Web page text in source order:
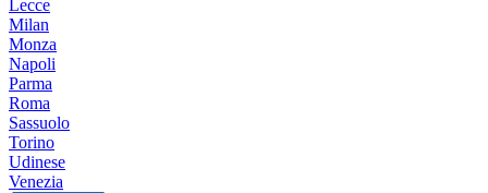
Lecce
Milan
Monza
Napoli
Parma
Roma
Sassuolo
Torino
Udinese
Venezia